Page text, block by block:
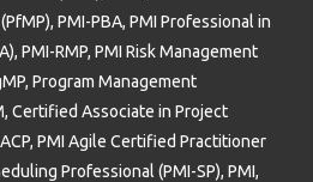
PMI-PBA, PMI Professional in
PMI-RMP, PMI Risk Management
Program Management
Certified Associate in Project
PMI Agile Certified Practitioner
Professional (PMI-SP), PMI,